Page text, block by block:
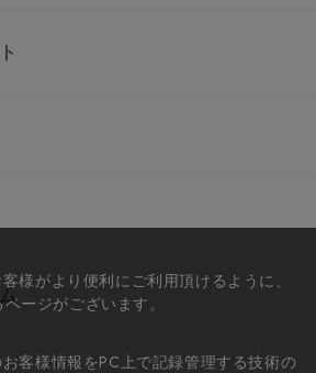
様がより便利にご利用頂けるように、
ージがございます。
客様情報をPC上で記録管理する技術の